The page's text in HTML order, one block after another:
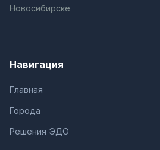
Новосибирске
Навигация
Главная
Города
Решения ЭДО